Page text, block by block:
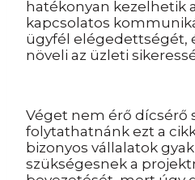
hatékonyan kezelhetik
kapcsolatos
ügyfél elégedettségét,
növeli az üzleti
Véget nem érő dícsérő
folytathatnánk ezt a
bizonyos vállalatok
szükségesnek a